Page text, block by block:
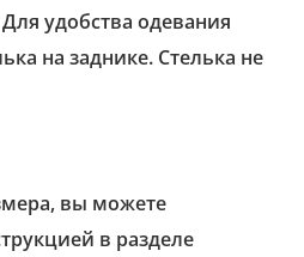
удобства одевания
на заднике. Стелька не
вы можете
в разделе